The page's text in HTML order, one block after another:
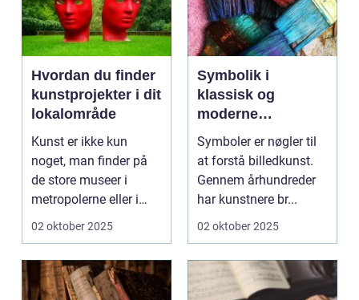
Hvordan du finder
kunstprojekter i dit
lokalområde
Kunst er ikke kun
noget, man finder på
de store museer i
metropolerne eller i
internationale g...
02 oktober 2025
Symbolik i
klassisk og
moderne
billedkunst
Symboler er nøgler til
at forstå billedkunst.
Gennem århundreder
har kunstnere br...
02 oktober 2025